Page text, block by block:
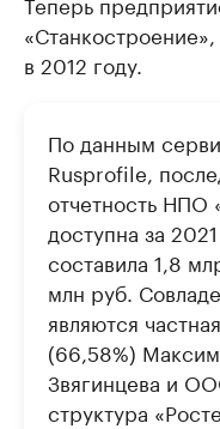
в 2012 году.
По данным
Rusprofile,
отчетность НПО
доступна за
составила 1,8
млн руб.
являются
(66,58%)
Звягинцева и
структура